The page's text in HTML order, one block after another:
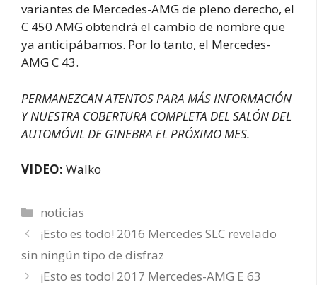
variantes de Mercedes-AMG de pleno derecho, el
C 450 AMG obtendrá el cambio de nombre que
ya anticipábamos. Por lo tanto, el Mercedes-
AMG C 43.
PERMANEZCAN ATENTOS PARA MÁS INFORMACIÓN
Y NUESTRA COBERTURA COMPLETA DEL SALÓN DEL
AUTOMÓVIL DE GINEBRA EL PRÓXIMO MES.
VIDEO: Walko
Categorías
noticias
¡Esto es todo! 2016 Mercedes SLC revelado
sin ningún tipo de disfraz
¡Esto es todo! 2017 Mercedes-AMG E 63